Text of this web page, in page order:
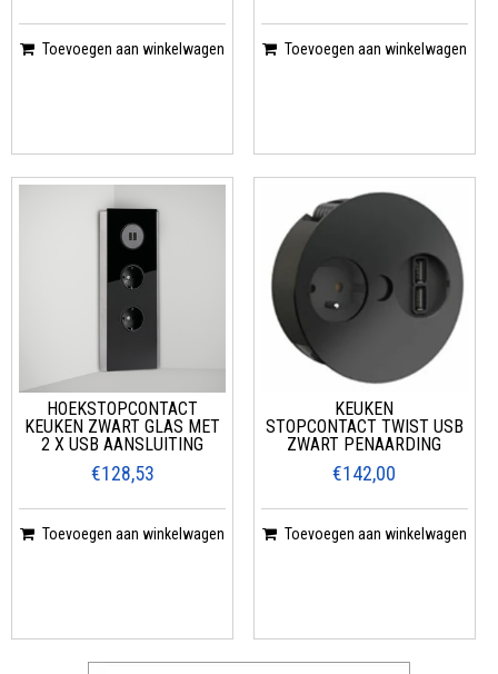
Toevoegen aan winkelwagen Toevoegen aan winkelwagen
HOEKSTOPCONTACT
KEUKEN ZWART GLAS MET
2 X USB AANSLUITING
€128,53
Toevoegen aan winkelwagen
KEUKEN
STOPCONTACT TWIST USB
ZWART PENAARDING
€142,00
Toevoegen aan winkelwagen